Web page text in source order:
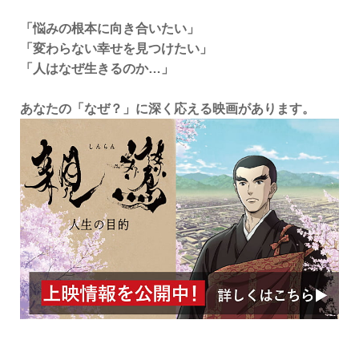
「悩みの根本に向き合いたい」
「変わらない幸せを見つけたい」
「人はなぜ生きるのか…」
あなたの「なぜ？」に深く応える映画があります。